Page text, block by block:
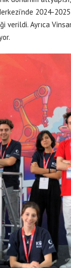
2024-
verildi. Ayrıca